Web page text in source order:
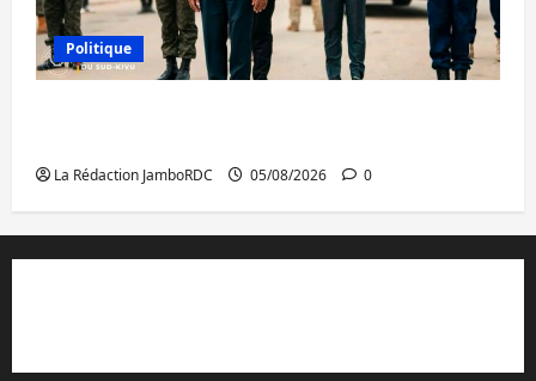
Politique
La Rédaction JamboRDC 05/08/2026 0